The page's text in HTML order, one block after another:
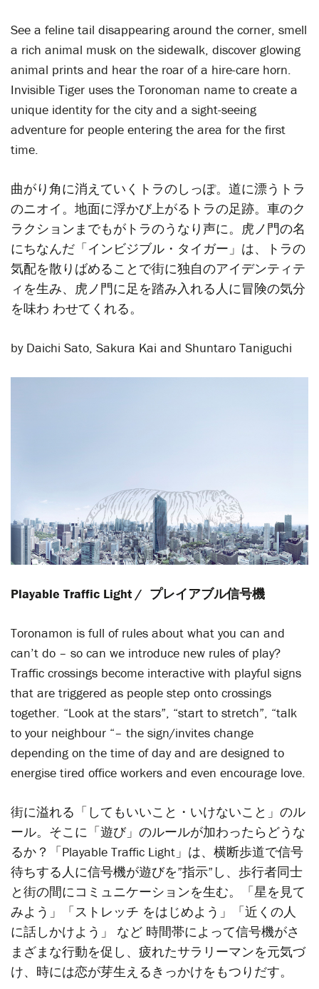
See a feline tail disappearing around the corner, smell
a rich animal musk on the sidewalk, discover glowing
animal prints and hear the roar of a hire-care horn.
Invisible Tiger uses the Toronoman name to create a
unique identity for the city and a sight-seeing
adventure for people entering the area for the first
time.
曲がり角に消えていくトラのしっぽ。道に漂うトラ
のニオイ。地面に浮かび上がるトラの足跡。車のク
ラクションまでもがトラのうなり声に。虎ノ門の名
にちなんだ「インビジブル・タイガー」は、トラの
気配を散りばめることで街に独自のアイデンティテ
ィを生み、虎ノ門に足を踏み入れる人に冒険の気分
を味わ わせてくれる。
by Daichi Sato, Sakura Kai and Shuntaro Taniguchi
Playable Traffic Light / プレイアブル信号機
Toronamon is full of rules about what you can and
can’t do – so can we introduce new rules of play?
Traffic crossings become interactive with playful signs
that are triggered as people step onto crossings
together. “Look at the stars”, “start to stretch”, “talk
to your neighbour “– the sign/invites change
depending on the time of day and are designed to
energise tired office workers and even encourage love.
街に溢れる「してもいいこと・いけないこと」のル
ール。そこに「遊び」のルールが加わったらどうな
るか？「Playable Traffic Light」は、横断歩道で信号
待ちする人に信号機が遊びを”指示”し、歩行者同士
と街の間にコミュニケーションを生む。「星を見て
みよう」「ストレッチ をはじめよう」「近くの人
に話しかけよう」 など 時間帯によって信号機がさ
まざまな行動を促し、疲れたサラリーマンを元気づ
け、時には恋が芽生えるきっかけをもつりだす。